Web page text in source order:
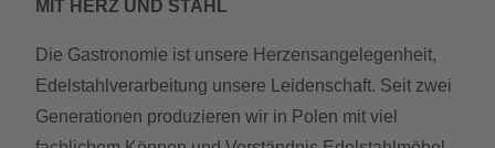
MIT HERZ UND STAHL
Die Gastronomie ist unsere Herzensangelegenheit,
Edelstahlverarbeitung unsere Leidenschaft. Seit zwei
Generationen produzieren wir in Polen mit viel